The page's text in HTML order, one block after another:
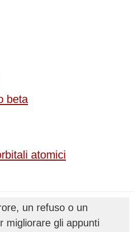
beta
atomici
un refuso o un
migliorare gli appunti